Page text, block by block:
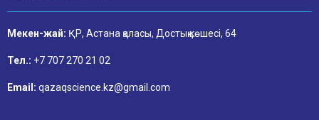
Мекен-жай: ҚР, Астана қаласы, Достық көшесі, 64
Тел.: +7 707 270 21 02
Email: qazaqscience.kz@gmail.com